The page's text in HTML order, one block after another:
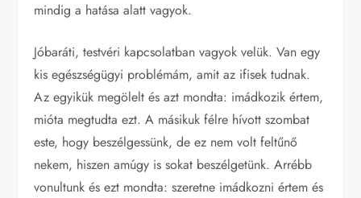
mindig a hatása alatt vagyok.
Jóbaráti, testvéri kapcsolatban vagyok velük. Van egy
kis egészségügyi problémám, amit az ifisek tudnak.
Az egyikük megölelt és azt mondta: imádkozik értem,
mióta megtudta ezt. A másikuk félre hívott szombat
este, hogy beszélgessünk, de ez nem volt feltűnő
nekem, hiszen amúgy is sokat beszélgetünk. Arrébb
vonultunk és ezt mondta: szeretne imádkozni értem és